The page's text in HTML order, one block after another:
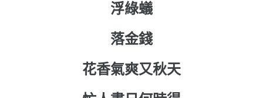
浮綠蟻
落金錢
花香氣爽又秋天